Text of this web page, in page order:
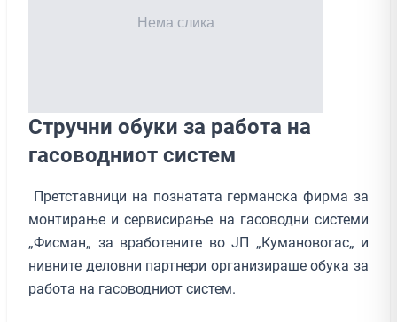
Стручни обуки за работа на
гасоводниот систем
Претставници на познатата германска фирма за
монтирање и сервисирање на гасоводни системи
„Фисман„ за вработените во ЈП „Кумановогас„ и
нивните деловни партнери организираше обука за
работа на гасоводниот систем.